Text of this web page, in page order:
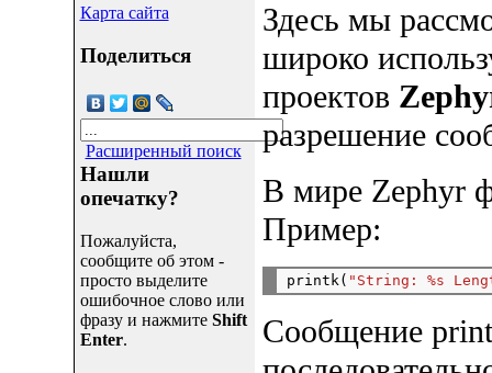
Карта сайта
Поделиться
Расширенный поиск
Нашли
опечатку?
Пожалуйста,
сообщите об этом -
просто выделите
ошибочное слово или
фразу и нажмите Shift
Enter.
Здесь мы
широко
проектов
разрешение
В мире Zephyr
Пример:
printk( "String: %s
Сообщение